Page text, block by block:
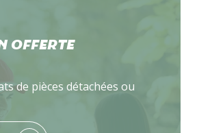
OFFERTE
de pièces détachées ou